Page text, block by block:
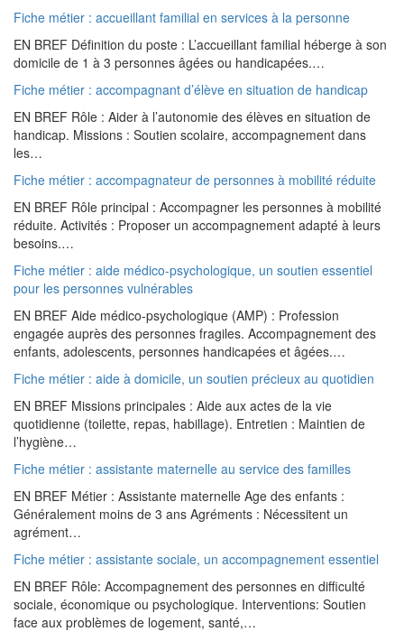
Fiche métier : accueillant familial en services à la personne
EN BREF Définition du poste : L’accueillant familial héberge à son
domicile de 1 à 3 personnes âgées ou handicapées.…
Fiche métier : accompagnant d’élève en situation de handicap
EN BREF Rôle : Aider à l’autonomie des élèves en situation de
handicap. Missions : Soutien scolaire, accompagnement dans
les…
Fiche métier : accompagnateur de personnes à mobilité réduite
EN BREF Rôle principal : Accompagner les personnes à mobilité
réduite. Activités : Proposer un accompagnement adapté à leurs
besoins.…
Fiche métier : aide médico-psychologique, un soutien essentiel
pour les personnes vulnérables
EN BREF Aide médico-psychologique (AMP) : Profession
engagée auprès des personnes fragiles. Accompagnement des
enfants, adolescents, personnes handicapées et âgées.…
Fiche métier : aide à domicile, un soutien précieux au quotidien
EN BREF Missions principales : Aide aux actes de la vie
quotidienne (toilette, repas, habillage). Entretien : Maintien de
l’hygiène…
Fiche métier : assistante maternelle au service des familles
EN BREF Métier : Assistante maternelle Age des enfants :
Généralement moins de 3 ans Agréments : Nécessitent un
agrément…
Fiche métier : assistante sociale, un accompagnement essentiel
EN BREF Rôle: Accompagnement des personnes en difficulté
sociale, économique ou psychologique. Interventions: Soutien
face aux problèmes de logement, santé,…